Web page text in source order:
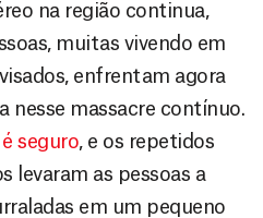
na região continua,
muitas vivendo em
enfrentam agora
nesse massacre contínuo.
seguro, e os repetidos
levaram as pessoas a
em um pequeno